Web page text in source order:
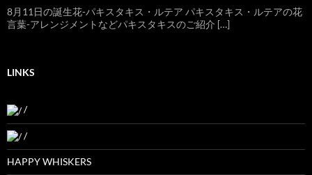
8月11日の誕生花-パキスタキス・ルテア パキスタキス・ルテアの花
言葉-アレンジメントなどパキスタキスのご紹介 […]
LINKS
/
/
HAPPY WHISKERS